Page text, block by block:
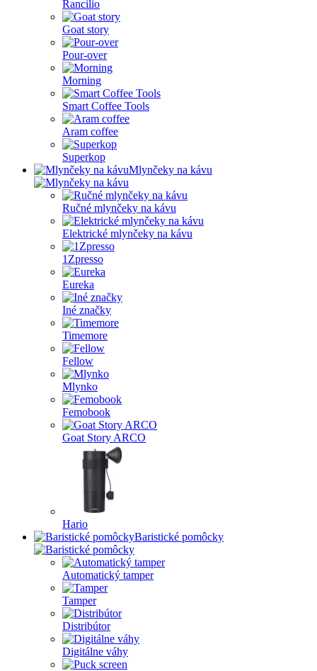
Rancilio
Goat story
Pour-over
Morning
Smart Coffee Tools
Aram coffee
Superkop
Mlynčeky na kávu
Ručné mlynčeky na kávu
Elektrické mlynčeky na kávu
1Zpresso
Eureka
Iné značky
Timemore
Fellow
Mlynko
Femobook
Goat Story ARCO
Hario
Baristické pomôcky
Automatický tamper
Tamper
Distribútor
Digitálne váhy